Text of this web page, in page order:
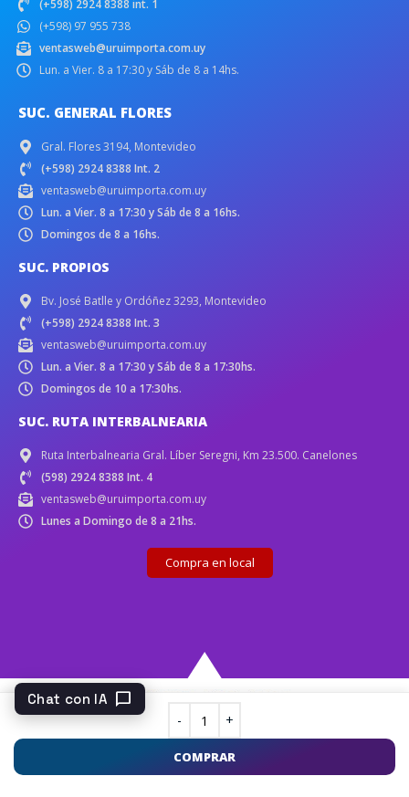
COMPRAR
(+598) 2924 8388 int. 1
(+598) 97 955 738
ventasweb@uruimporta.com.uy
Lun. a Vier. 8 a 17:30 y Sáb de 8 a 14hs.
SUC. GENERAL FLORES
Gral. Flores 3194, Montevideo
(+598) 2924 8388 Int. 2
ventasweb@uruimporta.com.uy
Lun. a Vier. 8 a 17:30 y Sáb de 8 a 16hs.
Domingos de 8 a 16hs.
SUC. PROPIOS
Bv. José Batlle y Ordóñez 3293, Montevideo
(+598) 2924 8388 Int. 3
ventasweb@uruimporta.com.uy
Lun. a Vier. 8 a 17:30 y Sáb de 8 a 17:30hs.
Domingos de 10 a 17:30hs.
SUC. RUTA INTERBALNEARIA
Ruta Interbalnearia Gral. Líber Seregni, Km 23.500. Canelones
(598) 2924 8388 Int. 4
ventasweb@uruimporta.com.uy
Lunes a Domingo de 8 a 21hs.
Compra en local
Chat con IA chat_bubble